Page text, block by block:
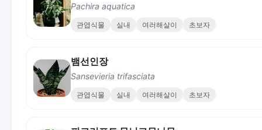
Pachira aquatica
관엽식물 실내 여러해살이 초보자
뱀선인장
Sansevieria trifasciata
관엽식물 실내 여러해살이 초보자